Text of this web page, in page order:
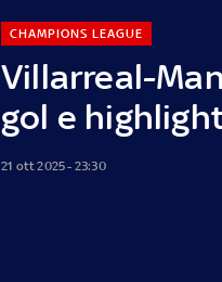
Villarreal-
gol e
CHAMPIONS LEAGUE
21 ott 2025 - 23:30